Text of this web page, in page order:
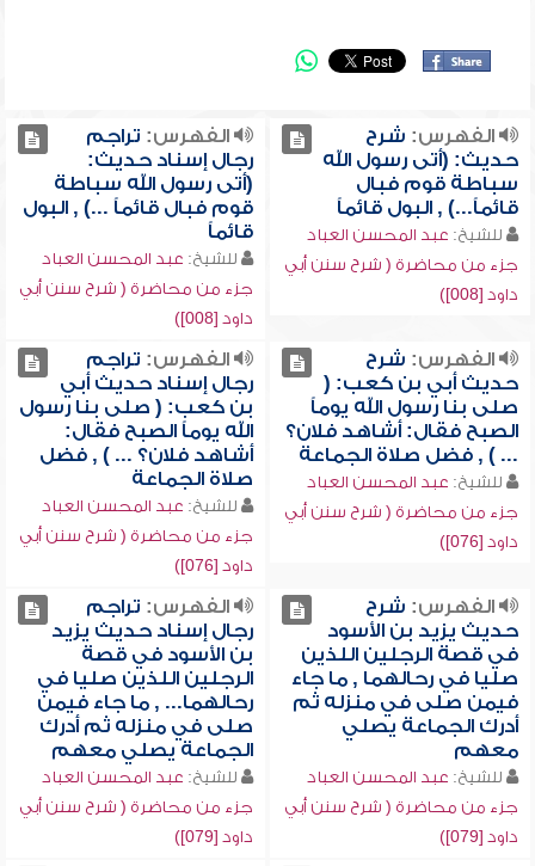
الفهرس: شرح
حديث: (أتى رسول الله
سباطة قوم فبال
قائماً...) , البول قائماً
للشيخ: عبد المحسن العباد
جزء من محاضرة ( شرح سنن أبي
داود [008])
الفهرس: تراجم
رجال إسناد حديث:
(أتى رسول الله سباطة
قوم فبال قائماً ...) , البول
قائماً
للشيخ: عبد المحسن العباد
جزء من محاضرة ( شرح سنن أبي
داود [008])
الفهرس: شرح
حديث أبي بن كعب: (
صلى بنا رسول الله يوماً
الصبح فقال: أشاهد فلان؟
... ) , فضل صلاة الجماعة
للشيخ: عبد المحسن العباد
جزء من محاضرة ( شرح سنن أبي
داود [076])
الفهرس: تراجم
رجال إسناد حديث أبي
بن كعب: ( صلى بنا رسول
الله يوماً الصبح فقال:
أشاهد فلان؟ ... ) , فضل
صلاة الجماعة
للشيخ: عبد المحسن العباد
جزء من محاضرة ( شرح سنن أبي
داود [076])
الفهرس: شرح
حديث يزيد بن الأسود
في قصة الرجلين اللذين
صليا في رحالهما , ما جاء
فيمن صلى في منزله ثم
أدرك الجماعة يصلي
معهم
للشيخ: عبد المحسن العباد
جزء من محاضرة ( شرح سنن أبي
داود [079])
الفهرس: تراجم
رجال إسناد حديث يزيد
بن الأسود في قصة
الرجلين اللذين صليا في
رحالهما... , ما جاء فيمن
صلى في منزله ثم أدرك
الجماعة يصلي معهم
للشيخ: عبد المحسن العباد
جزء من محاضرة ( شرح سنن أبي
داود [079])